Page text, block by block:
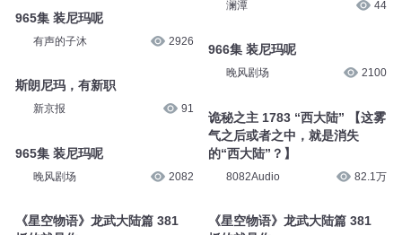
965集 装尼玛呢
有声的子沐 2926
斯朗尼玛，有新职
新京报 91
965集 装尼玛呢
晚风剧场 2082
《星空物语》龙武大陆篇 381
澜潭 44
966集 装尼玛呢
晚风剧场 2100
诡秘之主 1783 “西大陆” 【这雾
气之后或者之中，就是消失
的“西大陆”？】
8082Audio 82.1万
《星空物语》龙武大陆篇 381